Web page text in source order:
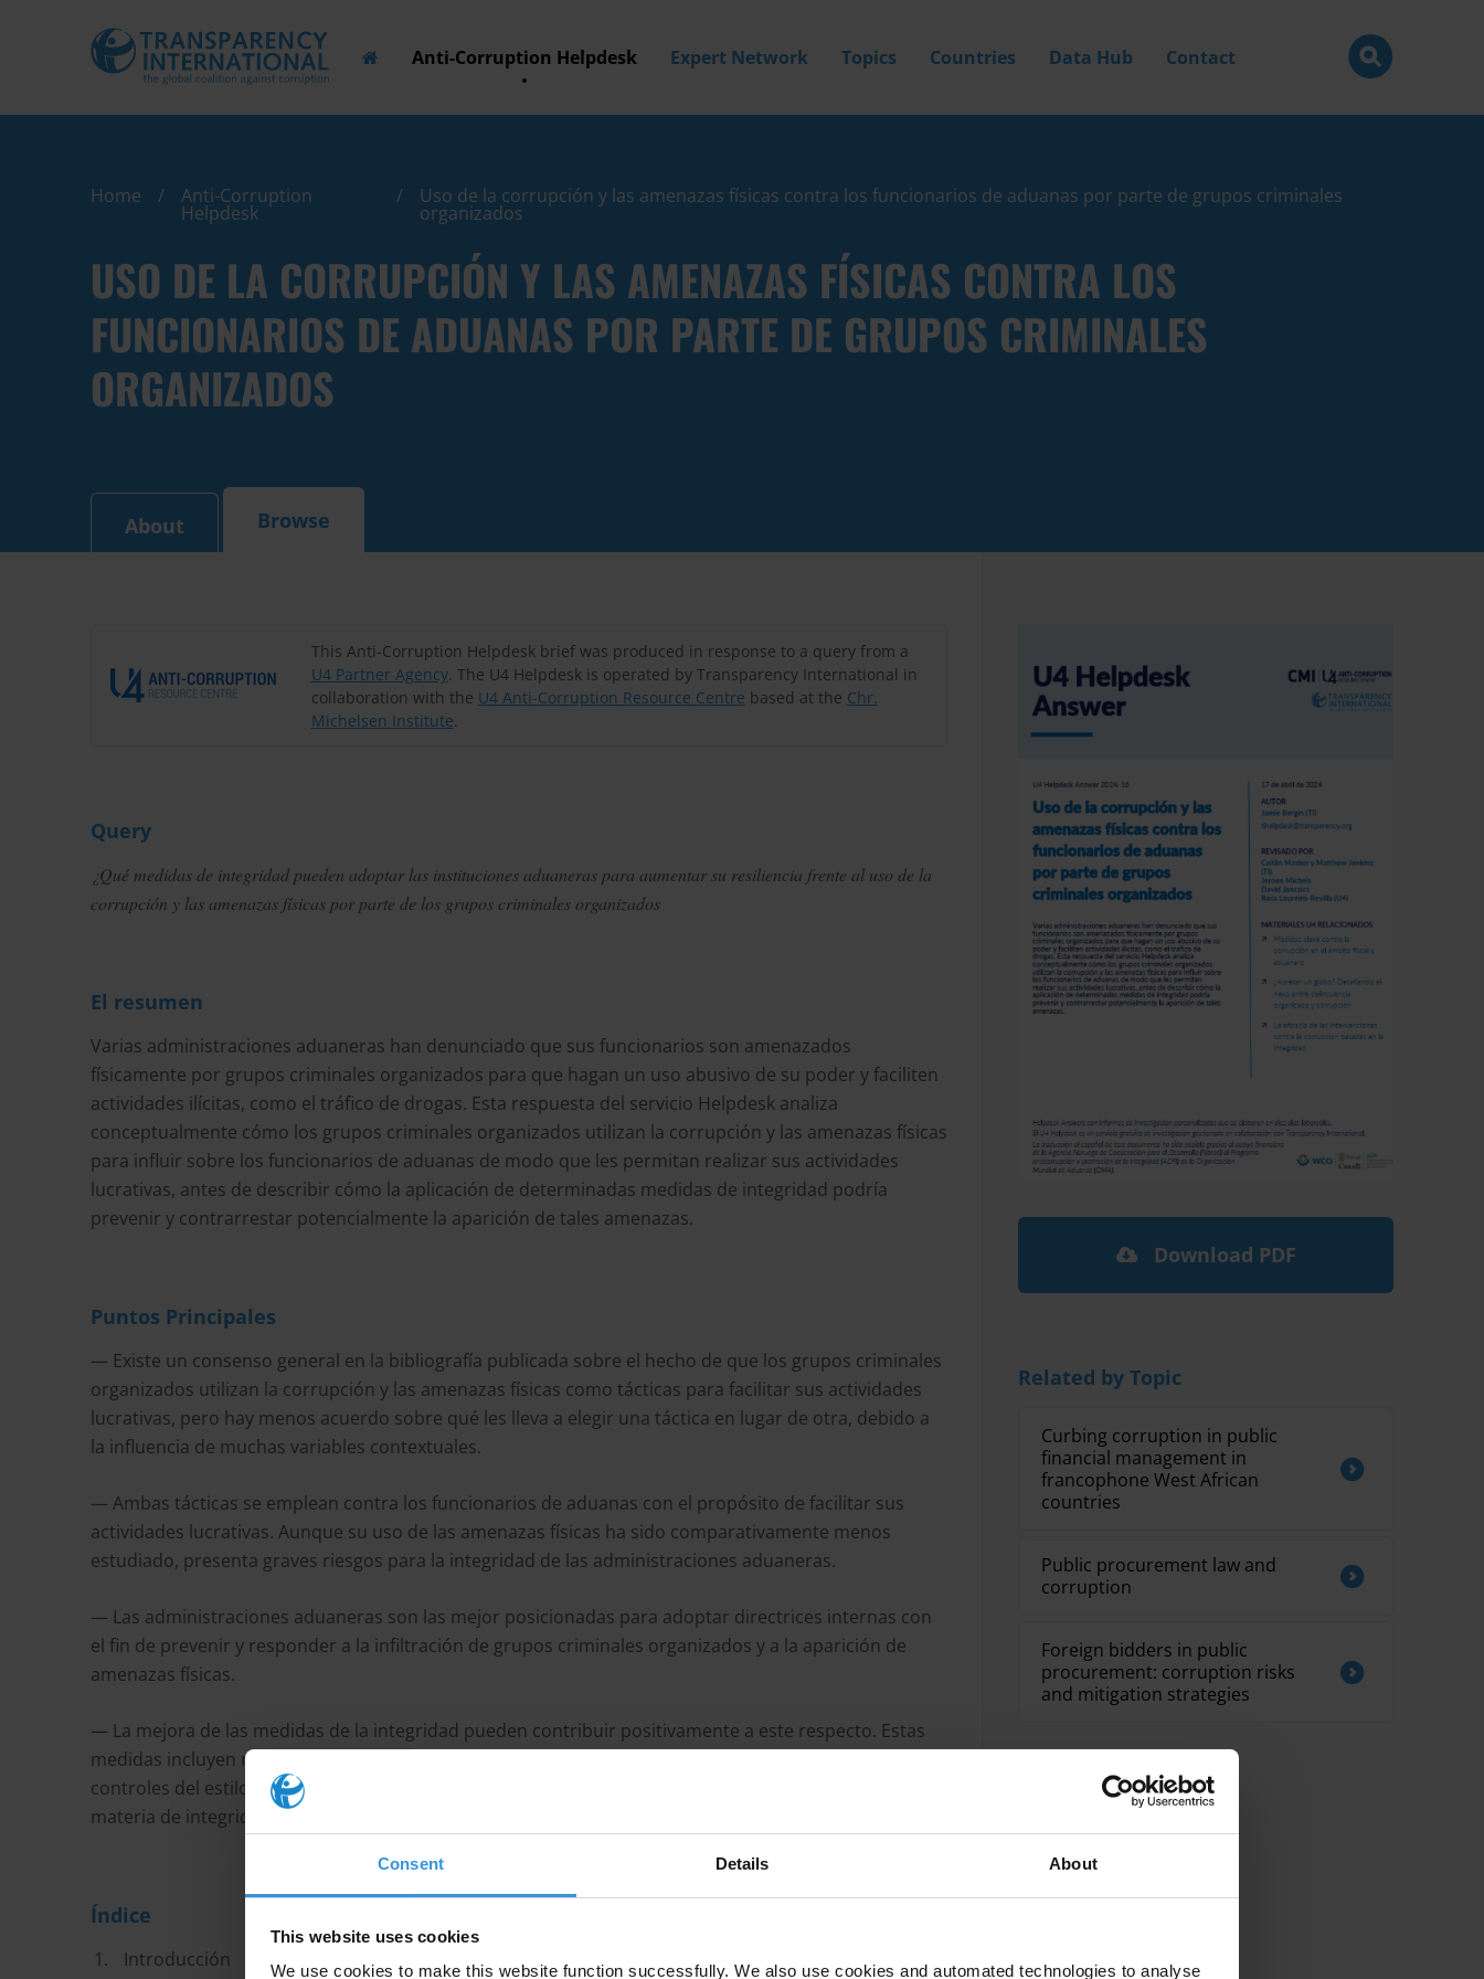
Consent Details About
This website uses cookies
We use cookies to make this website function successfully. We also use cookies and automated technologies to analyse
Anti-Corruption Helpdesk Expert Network Topics Countries Data Hub Contact
Home Anti-Corruption
Helpdesk
Uso de la corrupción y las amenazas físicas contra los funcionarios de aduanas por parte de grupos criminales
organizados
USO DE LA CORRUPCIÓN Y LAS AMENAZAS FÍSICAS CONTRA LOS
FUNCIONARIOS DE ADUANAS POR PARTE DE GRUPOS CRIMINALES
ORGANIZADOS
About Browse
This Anti-Corruption Helpdesk brief was produced in response to a query from a
U4 Partner Agency. The U4 Helpdesk is operated by Transparency International in
collaboration with the U4 Anti-Corruption Resource Centre based at the Chr.
Michelsen Institute.
Query
¿Qué medidas de integridad pueden adoptar las instituciones aduaneras para aumentar su resiliencia frente al uso de la
corrupción y las amenazas físicas por parte de los grupos criminales organizados
El resumen
Varias administraciones aduaneras han denunciado que sus funcionarios son amenazados
físicamente por grupos criminales organizados para que hagan un uso abusivo de su poder y faciliten
actividades ilícitas, como el tráfico de drogas. Esta respuesta del servicio Helpdesk analiza
conceptualmente cómo los grupos criminales organizados utilizan la corrupción y las amenazas físicas
para influir sobre los funcionarios de aduanas de modo que les permitan realizar sus actividades
lucrativas, antes de describir cómo la aplicación de determinadas medidas de integridad podría
prevenir y contrarrestar potencialmente la aparición de tales amenazas.
Puntos Principales
— Existe un consenso general en la bibliografía publicada sobre el hecho de que los grupos criminales
organizados utilizan la corrupción y las amenazas físicas como tácticas para facilitar sus actividades
lucrativas, pero hay menos acuerdo sobre qué les lleva a elegir una táctica en lugar de otra, debido a
la influencia de muchas variables contextuales.
— Ambas tácticas se emplean contra los funcionarios de aduanas con el propósito de facilitar sus
actividades lucrativas. Aunque su uso de las amenazas físicas ha sido comparativamente menos
estudiado, presenta graves riesgos para la integridad de las administraciones aduaneras.
— Las administraciones aduaneras son las mejor posicionadas para adoptar directrices internas con
el fin de prevenir y responder a la infiltración de grupos criminales organizados y a la aparición de
amenazas físicas.
— La mejora de las medidas de la integridad pueden contribuir positivamente a este respecto. Estas
medidas incluyen mecanismos seguros para la protección de las denuncias de irregularidades,
controles del estilo de vida, políticas de rotación del personal y formación de los funcionarios en
materia de integridad.
Índice
Introducción
Download PDF
Related by Topic
Curbing corruption in public
financial management in
francophone West African
countries
Public procurement law and
corruption
Foreign bidders in public
procurement: corruption risks
and mitigation strategies